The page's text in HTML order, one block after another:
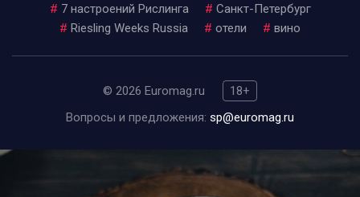
# 7 настроений Рислинга # Санкт-Петербург
# Riesling Weeks Russia # отели # вино
© 2026 Euromag.ru
18+
Вопросы и предложения: sp@euromag.ru